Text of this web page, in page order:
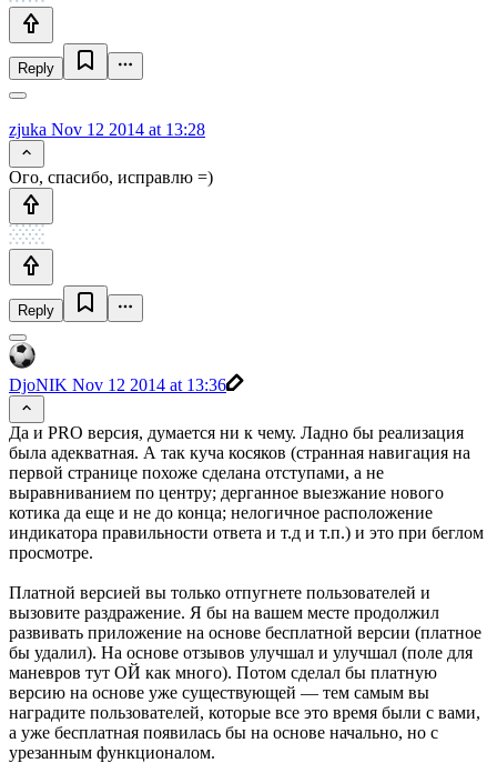
Reply
zjuka Nov 12 2014 at 13:28
Ого, спасибо, исправлю =)
Reply
DjoNIK Nov 12 2014 at 13:36
Да и PRO версия, думается ни к чему. Ладно бы реализация
была адекватная. А так куча косяков (странная навигация на
первой странице похоже сделана отступами, а не
выравниванием по центру; дерганное выезжание нового
котика да еще и не до конца; нелогичное расположение
индикатора правильности ответа и т.д и т.п.) и это при беглом
просмотре.
Платной версией вы только отпугнете пользователей и
вызовите раздражение. Я бы на вашем месте продолжил
развивать приложение на основе бесплатной версии (платное
бы удалил). На основе отзывов улучшал и улучшал (поле для
маневров тут ОЙ как много). Потом сделал бы платную
версию на основе уже существующей — тем самым вы
наградите пользователей, которые все это время были с вами,
а уже бесплатная появилась бы на основе начально, но с
урезанным функционалом.